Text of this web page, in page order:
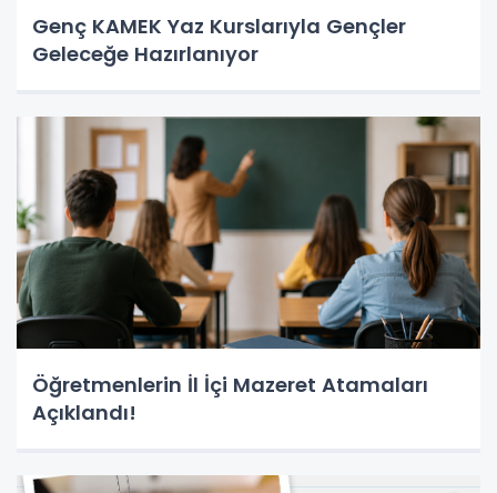
Genç KAMEK Yaz Kurslarıyla Gençler
Geleceğe Hazırlanıyor
Öğretmenlerin İl İçi Mazeret Atamaları
Açıklandı!